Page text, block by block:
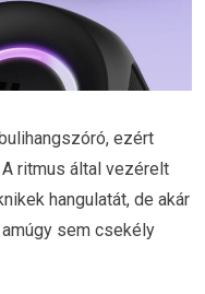
ezért
ritmus által vezérelt
hangulatát, de akár
sem csekély